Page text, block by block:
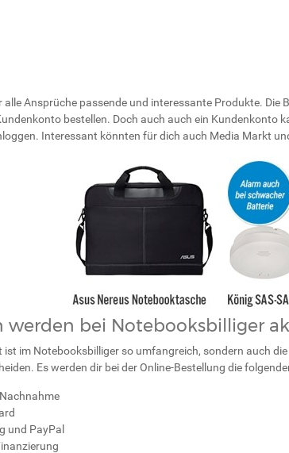
Ansprüche passende und interessante Produkte.
bestellen. Doch auch auch ein
Interessant könnten für dich auch Media Markt
werden bei Notebooksbilliger
im Notebooksbilliger so umfangreich, sondern auch
Es werden dir bei der Online-Bestellung die
und PayPal